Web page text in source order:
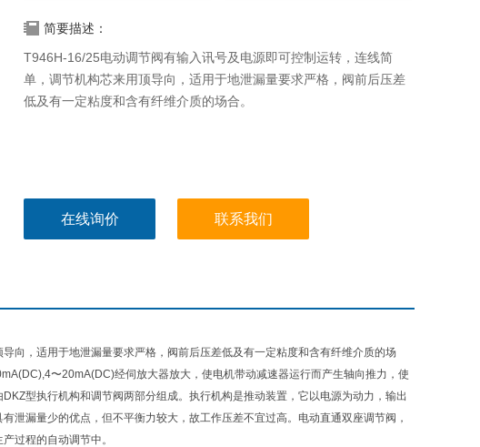
简要描述：
T946H-16/25电动调节阀有输入讯号及电源即可控制运转，连线简
单，调节机构芯来用顶导向，适用于地泄漏量要求严格，阀前后压差
低及有一定粘度和含有纤维介质的场合。
在线询价 联系我们
向，适用于地泄漏量要求严格，阀前后压差低及有一定粘度和含有纤维介质的场
〜20mA(DC)经伺放大器放大，使电机带动减速器运行而产生轴向推力，使
型执行机构和调节阀两部分组成。执行机构是推动装置，它以电源为动力，输出
泄漏量少的优点，但不平衡力较大，故工作压差不宜过高。电动直通双座调节阀，
过程的自动调节中。